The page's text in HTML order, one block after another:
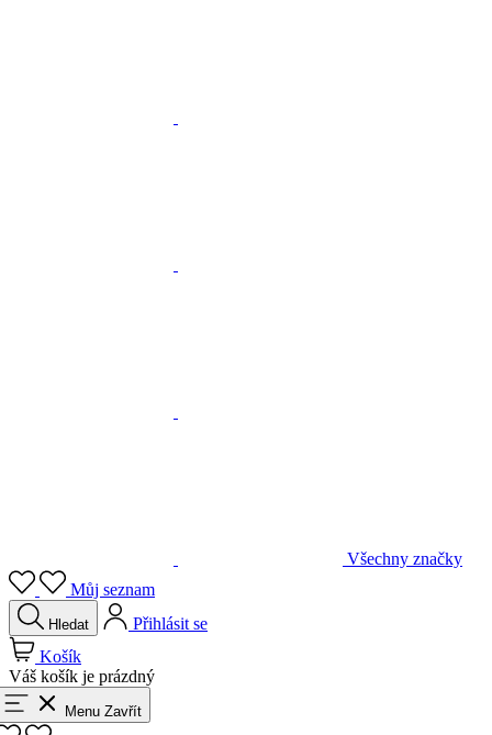
Všechny značky
Můj seznam
Hledat
Přihlásit se
Košík
Váš košík je prázdný
Menu Zavřít